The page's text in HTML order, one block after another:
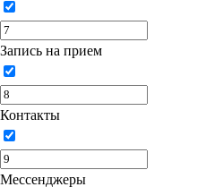
Запись на прием
Контакты
Мессенджеры